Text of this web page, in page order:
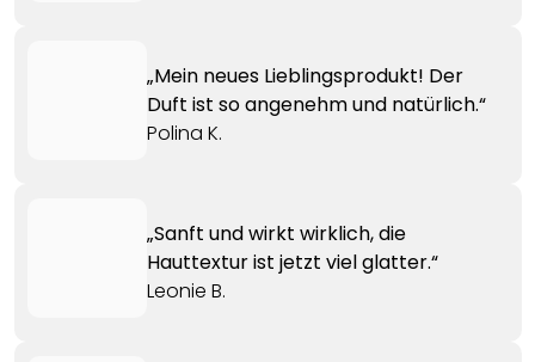
„Mein neues Lieblingsprodukt! Der
Duft ist so angenehm und natürlich.“
Polina K.
„Sanft und wirkt wirklich, die
Hauttextur ist jetzt viel glatter.“
Leonie B.